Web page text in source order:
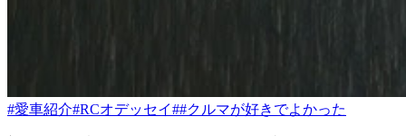
#愛車紹介#RCオデッセイ##クルマが好きでよかった